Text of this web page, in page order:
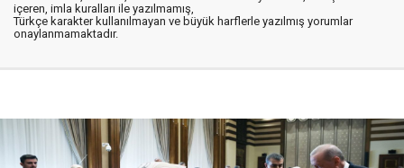
içeren, imla kuralları ile yazılmamış,
Türkçe karakter kullanılmayan ve büyük harflerle yazılmış yorumlar
onaylanmamaktadır.